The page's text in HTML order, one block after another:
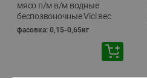
мясо п/м в/м водные
беспозвоночные Vici вес
фасовка: 0,15-0,65кг